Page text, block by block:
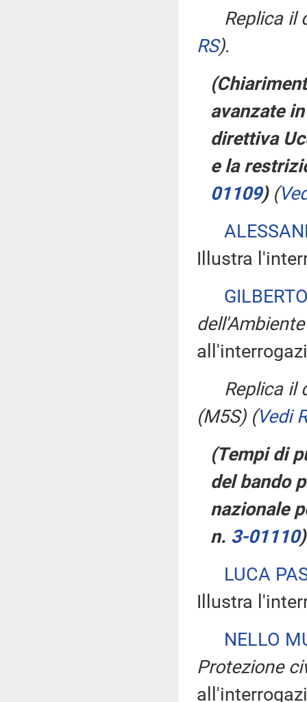
Replica il
RS).
avanzate
direttiva
e la
01109) (
Illustra
Replica il
(M5S) (Vedi
(Tempi di
del bando
nazionale
n. 3-01110)
LUCA
Illustra
NELLO
Protezione